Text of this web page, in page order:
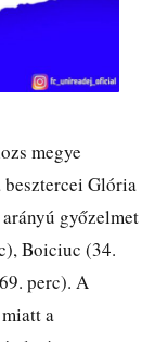
megye
Glória
győzelmet
Boiciuc (34.
perc). A
a